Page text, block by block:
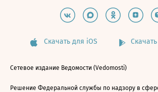
Скачать для iOS
Сетевое издание Ведомости (Vedomosti)
Решение Федеральной службы по надзору в